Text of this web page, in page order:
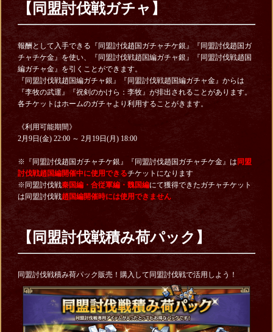
【同盟討伐戦ガチャ】
報酬として入手できる『同盟討伐趙国ガチャチケ銀』『同盟討伐趙国ガ
チャチケ金』を使い、『同盟討伐戦趙国編ガチャ銀』『同盟討伐戦趙国
編ガチャ金』を引くことができます。
『同盟討伐戦趙国編ガチャ銀』『同盟討伐戦趙国編ガチャ金』からは
『李牧の武運』『祝剣のかけら：李牧』が排出されることがあります。
各チケットはホームのガチャより利用することがきます。
《利用可能期間》
2月9日(金) 22:00 ～ 2月19日(月) 18:00
※『同盟討伐趙国ガチャチケ銀』『同盟討伐趙国ガチャチケ金』は 同盟
討伐戦趙国編開催中に使用できるチケットになります
※同盟討伐戦秦国編・合従軍編・魏国編にて獲得できたガチャチケット
は同盟討伐戦趙国編開催時には使用できません
【同盟討伐戦積み荷パック】
同盟討伐戦積み荷パック販売！購入して同盟討伐戦で活用しよう！